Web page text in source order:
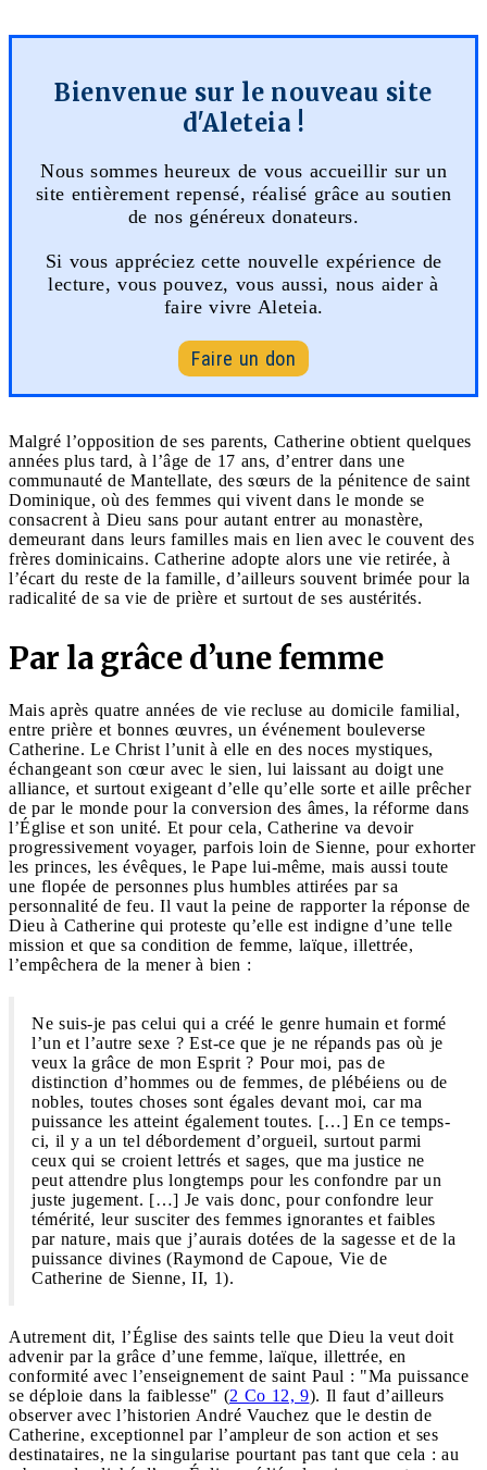
Bienvenue sur le nouveau site
d'Aleteia !
Nous sommes heureux de vous accueillir sur un
site entièrement repensé, réalisé grâce au soutien
de nos généreux donateurs.
Si vous appréciez cette nouvelle expérience de
lecture, vous pouvez, vous aussi, nous aider à
faire vivre Aleteia.
Faire un don
Malgré l’opposition de ses parents, Catherine obtient quelques
années plus tard, à l’âge de 17 ans, d’entrer dans une
communauté de Mantellate, des sœurs de la pénitence de saint
Dominique, où des femmes qui vivent dans le monde se
consacrent à Dieu sans pour autant entrer au monastère,
demeurant dans leurs familles mais en lien avec le couvent des
frères dominicains. Catherine adopte alors une vie retirée, à
l’écart du reste de la famille, d’ailleurs souvent brimée pour la
radicalité de sa vie de prière et surtout de ses austérités.
Par la grâce d’une femme
Mais après quatre années de vie recluse au domicile familial,
entre prière et bonnes œuvres, un événement bouleverse
Catherine. Le Christ l’unit à elle en des noces mystiques,
échangeant son cœur avec le sien, lui laissant au doigt une
alliance, et surtout exigeant d’elle qu’elle sorte et aille prêcher
de par le monde pour la conversion des âmes, la réforme dans
l’Église et son unité. Et pour cela, Catherine va devoir
progressivement voyager, parfois loin de Sienne, pour exhorter
les princes, les évêques, le Pape lui-même, mais aussi toute
une flopée de personnes plus humbles attirées par sa
personnalité de feu. Il vaut la peine de rapporter la réponse de
Dieu à Catherine qui proteste qu’elle est indigne d’une telle
mission et que sa condition de femme, laïque, illettrée,
l’empêchera de la mener à bien :
Ne suis-je pas celui qui a créé le genre humain et formé
l’un et l’autre sexe ? Est-ce que je ne répands pas où je
veux la grâce de mon Esprit ? Pour moi, pas de
distinction d’hommes ou de femmes, de plébéiens ou de
nobles, toutes choses sont égales devant moi, car ma
puissance les atteint également toutes. […] En ce temps-
ci, il y a un tel débordement d’orgueil, surtout parmi
ceux qui se croient lettrés et sages, que ma justice ne
peut attendre plus longtemps pour les confondre par un
juste jugement. […] Je vais donc, pour confondre leur
témérité, leur susciter des femmes ignorantes et faibles
par nature, mais que j’aurais dotées de la sagesse et de la
puissance divines (Raymond de Capoue, Vie de
Catherine de Sienne, II, 1).
Autrement dit, l’Église des saints telle que Dieu la veut doit
advenir par la grâce d’une femme, laïque, illettrée, en
conformité avec l’enseignement de saint Paul : "Ma puissance
se déploie dans la faiblesse" (2 Co 12, 9). Il faut d’ailleurs
observer avec l’historien André Vauchez que le destin de
Catherine, exceptionnel par l’ampleur de son action et ses
destinataires, ne la singularise pourtant pas tant que cela : au